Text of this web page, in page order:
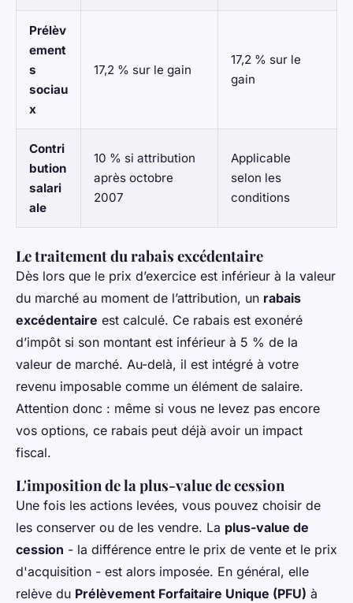
Prélèv
ement
s
sociau
x
17,2 % sur le gain
17,2 % sur le
gain
Contri
bution
salari
ale
10 % si attribution
après octobre
2007
Applicable
selon les
conditions
Le traitement du rabais excédentaire
Dès lors que le prix d’exercice est inférieur à la valeur
du marché au moment de l’attribution, un rabais
excédentaire est calculé. Ce rabais est exonéré
d’impôt si son montant est inférieur à 5 % de la
valeur de marché. Au-delà, il est intégré à votre
revenu imposable comme un élément de salaire.
Attention donc : même si vous ne levez pas encore
vos options, ce rabais peut déjà avoir un impact
fiscal.
L'imposition de la plus-value de cession
Une fois les actions levées, vous pouvez choisir de
les conserver ou de les vendre. La plus-value de
cession - la différence entre le prix de vente et le prix
d'acquisition - est alors imposée. En général, elle
relève du Prélèvement Forfaitaire Unique (PFU) à